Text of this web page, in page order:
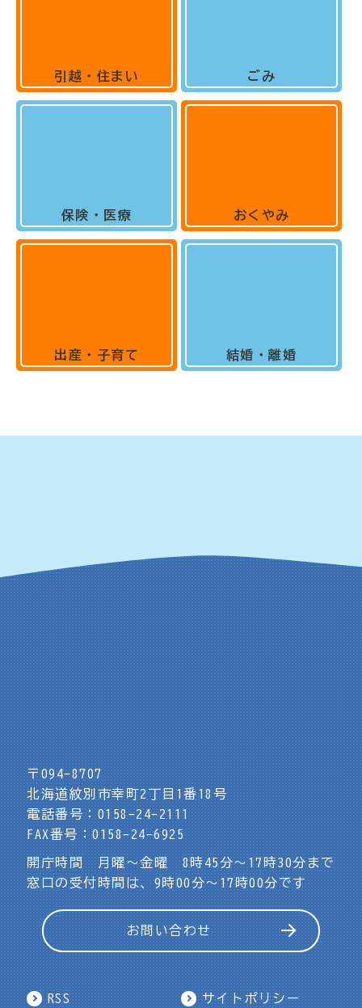
引越・住まい
保険・医療
出産・子育て
ごみ
おくやみ
結婚・離婚
〒094-8707
北海道紋別市幸町2丁目1番18号
電話番号：0158-24-2111
FAX番号：0158-24-6925
開庁時間 月曜～金曜 8時45分～17時30分まで
窓口の受付時間は、9時00分～17時00分です
お問い合わせ
RSS サイトポリシー